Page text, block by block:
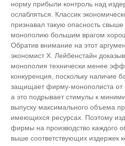
норму прибыли контроль над
ослабляться. Классик
признавал такую опасность свыше
монополию большим врагом
Обратив внимание на этот
экономист X. Лейбенстайн
монополия технически менее
конкуренция, поскольку наличие
защищает фирму-монополиста от
а это подрывает стимулы к
выпуску максимального объема
имеющихся ресурсах. Поэтому
фирмы на производство каждого
выше соответствующих издержек